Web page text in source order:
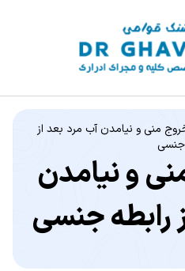
منی و نیامدن آب مرد بعد از
جنسی
و نیامدن
رابطه جنسی